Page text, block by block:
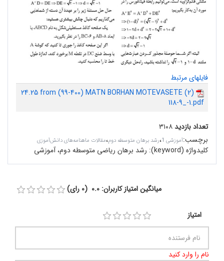
فایلهای مرتبط
24.25 from (99-400) MATN BORHAN MOTEVASETE (2)
118-9_-1.pdf
تعداد بازدید۳۱۰۸
برچسب:آموزشی 1 ،رشد برهان متوسطه دوم،مقالات ماهنامه‌های دانش‌آموزی
کلیدواژه (keyword): رشد برهان ریاضی متوسطه دوم، آموزشی
میانگین امتیاز کاربران: 0.0 (0 رای)
امتیاز
نام را وارد کنید